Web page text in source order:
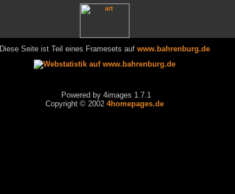
Diese Seite ist Teil eines Framesets auf www.bahrenburg.de
Powered by 4images 1.7.1
Copyright © 2002 4homepages.de